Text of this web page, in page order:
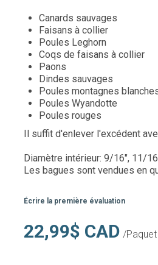
Canards sauvages
Faisans à collier
Poules Leghorn
Coqs de faisans à collier
Paons
Dindes sauvages
Poules montagnes
Poules Wyandotte
Poules rouges
Il suffit d'enlever l'excédent
Diamètre intérieur: 9/16", 11/
Les bagues sont vendues en
Écrire la première évaluation
22,99$ CAD /